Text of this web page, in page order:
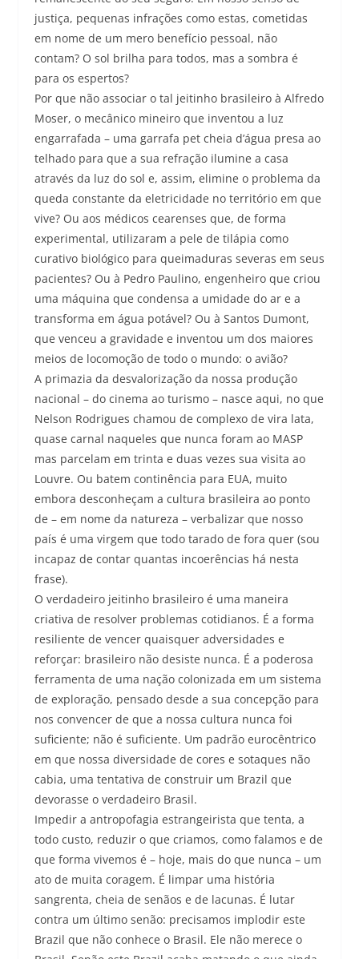
justiça, pequenas infrações como estas, cometidas
em nome de um mero benefício pessoal, não
contam? O sol brilha para todos, mas a sombra é
para os espertos?
Por que não associar o tal jeitinho brasileiro à Alfredo
Moser, o mecânico mineiro que inventou a luz
engarrafada – uma garrafa pet cheia d’água presa ao
telhado para que a sua refração ilumine a casa
através da luz do sol e, assim, elimine o problema da
queda constante da eletricidade no território em que
vive? Ou aos médicos cearenses que, de forma
experimental, utilizaram a pele de tilápia como
curativo biológico para queimaduras severas em seus
pacientes? Ou à Pedro Paulino, engenheiro que criou
uma máquina que condensa a umidade do ar e a
transforma em água potável? Ou à Santos Dumont,
que venceu a gravidade e inventou um dos maiores
meios de locomoção de todo o mundo: o avião?
A primazia da desvalorização da nossa produção
nacional – do cinema ao turismo – nasce aqui, no que
Nelson Rodrigues chamou de complexo de vira lata,
quase carnal naqueles que nunca foram ao MASP
mas parcelam em trinta e duas vezes sua visita ao
Louvre. Ou batem continência para EUA, muito
embora desconheçam a cultura brasileira ao ponto
de – em nome da natureza – verbalizar que nosso
país é uma virgem que todo tarado de fora quer (sou
incapaz de contar quantas incoerências há nesta
frase).
O verdadeiro jeitinho brasileiro é uma maneira
criativa de resolver problemas cotidianos. É a forma
resiliente de vencer quaisquer adversidades e
reforçar: brasileiro não desiste nunca. É a poderosa
ferramenta de uma nação colonizada em um sistema
de exploração, pensado desde a sua concepção para
nos convencer de que a nossa cultura nunca foi
suficiente; não é suficiente. Um padrão eurocêntrico
em que nossa diversidade de cores e sotaques não
cabia, uma tentativa de construir um Brazil que
devorasse o verdadeiro Brasil.
Impedir a antropofagia estrangeirista que tenta, a
todo custo, reduzir o que criamos, como falamos e de
que forma vivemos é – hoje, mais do que nunca – um
ato de muita coragem. É limpar uma história
sangrenta, cheia de senãos e de lacunas. É lutar
contra um último senão: precisamos implodir este
Brazil que não conhece o Brasil. Ele não merece o